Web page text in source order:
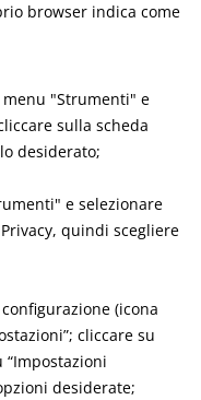
browser indica come
"Strumenti" e
sulla scheda
desiderato;
e selezionare
quindi scegliere
(icona
cliccare su
“Impostazioni
desiderate;